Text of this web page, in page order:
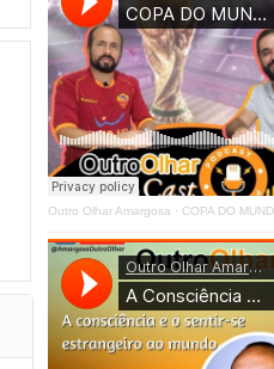
Outro Olhar Amargosa · COPA DO MUNDO 2022 - OUTRO